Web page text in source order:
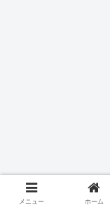
メニュー ホーム